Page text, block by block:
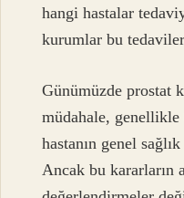
hangi hastalar
kurumlar bu
Günümüzde prostat
müdahale,
hastanın genel
Ancak bu kararların